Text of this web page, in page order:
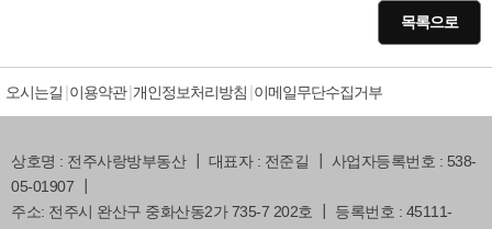
목록으로
오시는길 이용약관 개인정보처리방침 이메일무단수집거부
상호명 : 전주사랑방부동산 ┃ 대표자 : 전준길 ┃ 사업자등록번호 : 538-
05-01907 ┃
주소: 전주시 완산구 중화산동2가 735-7 202호 ┃ 등록번호 : 45111-